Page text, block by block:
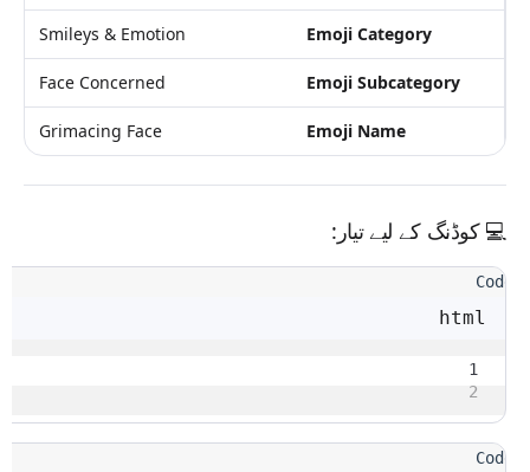
Emoji Category
Smileys & Emotion
Emoji Subcategory
Face Concerned
Emoji Name
Grimacing Face
💻کوڈنگ کے لیے تیار:
html
1
2